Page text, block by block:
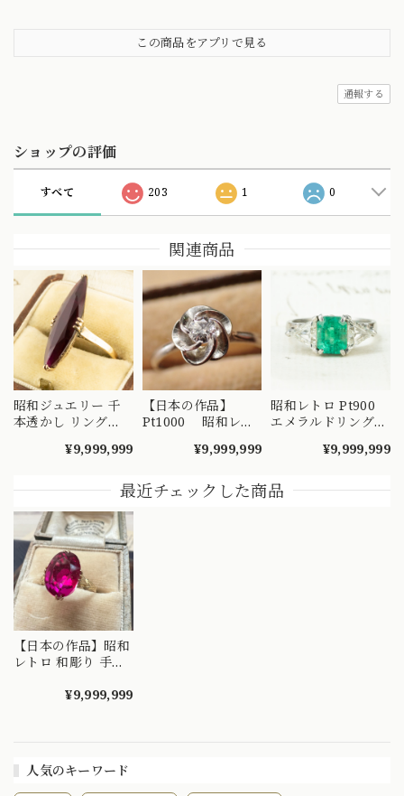
人気のキーワード
この商品をアプリで見る
通報する
ショップの評価
すべて 203 1 0
関連商品
昭和ジュエリー 千
本透かし リング
昭和レトロ 陽刻 赤
指輪 MOR00549
¥9,999,999
【日本の作品】
Pt1000 昭和レト
リング 捻り梅
り 吉祥文様 ～
楚々とした可憐な華
¥9,999,999
昭和レトロ Pt900
エメラルドリング
トカット ダイヤモ
テージジュエリー
～顔まで美しい ト
¥9,999,999
最近チェックした商品
【日本の作品】昭和
レトロ 和彫り 手彫
テージ リング K18
MOR00466
¥9,999,999